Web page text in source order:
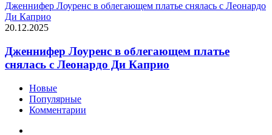
Дженнифер Лоуренс в облегающем платье снялась с Леонардо
Ди Каприо
20.12.2025
Дженнифер Лоуренс в облегающем платье
снялась с Леонардо Ди Каприо
Новые
Популярные
Комментарии